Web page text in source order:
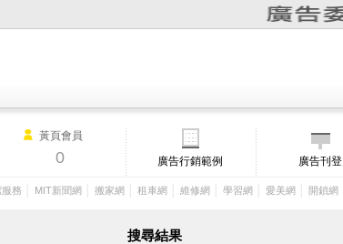
黃頁會員
0 廣告行銷範例 廣告刊登
務 MIT新聞網 搬家網 租車網 維修網 學習網 愛美網 開鎖網
搜尋結果